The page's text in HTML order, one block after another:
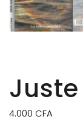
4.000 CFA